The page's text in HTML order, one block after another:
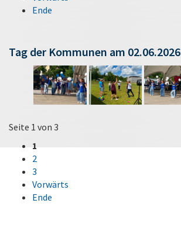
Ende
Tag der Kommunen am 02.06.2026
Seite 1 von 3
1
2
3
Vorwärts
Ende